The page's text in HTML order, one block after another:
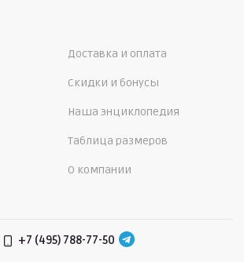
Доставка и оплата
Скидки и бонусы
Наша энциклопедия
Таблица размеров
О компании
+7 (495) 788-77-50